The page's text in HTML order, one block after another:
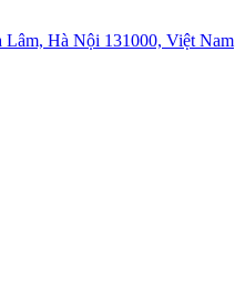
Lâm, Hà Nội 131000, Việt Nam